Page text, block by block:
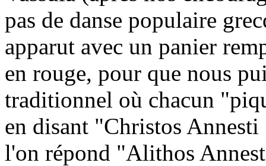
pas de danse populaire
apparut avec un panier
en rouge, pour que nous
traditionnel où chacun
en disant "Christos
l'on répond "Alithos